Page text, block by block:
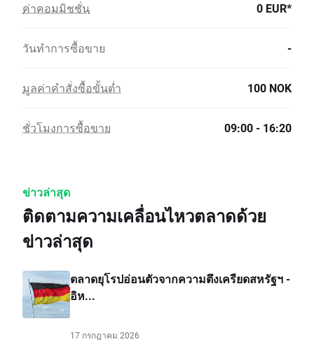
ค่าคอมมิชชั่น 0 EUR*
วันทำการซื้อขาย -
มูลค่าคำสั่งซื้อขั้นต่ำ 100 NOK
ชั่วโมงการซื้อขาย 09:00 - 16:20
ข่าวล่าสุด
ติดตามความเคลื่อนไหวตลาดด้วย
ข่าวล่าสุด
ตลาดยุโรปอ่อนตัวจากความตึงเครียดสหรัฐฯ -
อิห...
17 กรกฎาคม 2026